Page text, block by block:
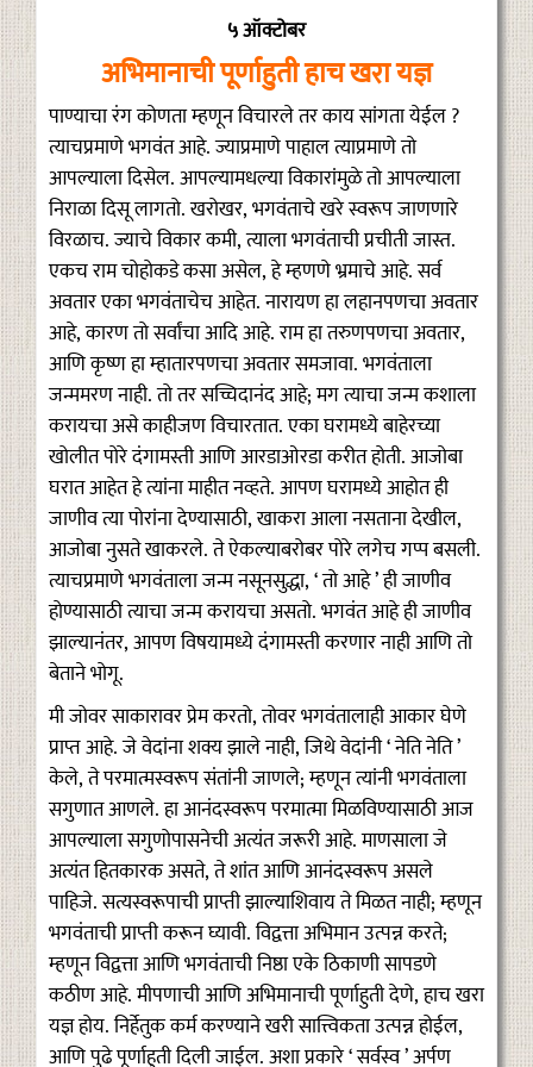
५ ऑक्टोबर
अभिमानाची पूर्णाहुती हाच खरा यज्ञ
पाण्याचा रंग कोणता म्हणून विचारले तर काय सांगता येईल ?
त्याचप्रमाणे भगवंत आहे. ज्याप्रमाणे पाहाल त्याप्रमाणे तो
आपल्याला दिसेल. आपल्यामधल्या विकारांमुळे तो आपल्याला
निराळा दिसू लागतो. खरोखर, भगवंताचे खरे स्वरूप जाणणारे
विरळाच. ज्याचे विकार कमी, त्याला भगवंताची प्रचीती जास्त.
एकच राम चोहोकडे कसा असेल, हे म्हणणे भ्रमाचे आहे. सर्व
अवतार एका भगवंताचेच आहेत. नारायण हा लहानपणचा अवतार
आहे, कारण तो सर्वांचा आदि आहे. राम हा तरुणपणचा अवतार,
आणि कृष्ण हा म्हातारपणचा अवतार समजावा. भगवंताला
जन्ममरण नाही. तो तर सच्चिदानंद आहे; मग त्याचा जन्म कशाला
करायचा असे काहीजण विचारतात. एका घरामध्ये बाहेरच्या
खोलीत पोरे दंगामस्ती आणि आरडाओरडा करीत होती. आजोबा
घरात आहेत हे त्यांना माहीत नव्हते. आपण घरामध्ये आहोत ही
जाणीव त्या पोरांना देण्यासाठी, खाकरा आला नसताना देखील,
आजोबा नुसते खाकरले. ते ऐकल्याबरोबर पोरे लगेच गप्प बसली.
त्याचप्रमाणे भगवंताला जन्म नसूनसुद्धा, ‘ तो आहे ’ ही जाणीव
होण्यासाठी त्याचा जन्म करायचा असतो. भगवंत आहे ही जाणीव
झाल्यानंतर, आपण विषयामध्ये दंगामस्ती करणार नाही आणि तो
बेताने भोगू.
मी जोवर साकारावर प्रेम करतो, तोवर भगवंतालाही आकार घेणे
प्राप्त आहे. जे वेदांना शक्य झाले नाही, जिथे वेदांनी ‘ नेति नेति ’
केले, ते परमात्मस्वरूप संतांनी जाणले; म्हणून त्यांनी भगवंताला
सगुणात आणले. हा आनंदस्वरूप परमात्मा मिळविण्यासाठी आज
आपल्याला सगुणोपासनेची अत्यंत जरूरी आहे. माणसाला जे
अत्यंत हितकारक असते, ते शांत आणि आनंदस्वरूप असले
पाहिजे. सत्यस्वरूपाची प्राप्ती झाल्याशिवाय ते मिळत नाही; म्हणून
भगवंताची प्राप्ती करून घ्यावी. विद्वत्ता अभिमान उत्पन्न करते;
म्हणून विद्वत्ता आणि भगवंताची निष्ठा एके ठिकाणी सापडणे
कठीण आहे. मीपणाची आणि अभिमानाची पूर्णाहुती देणे, हाच खरा
यज्ञ होय. निर्हेतुक कर्म करण्याने खरी सात्त्विकता उत्पन्न होईल,
आणि पुढे पूर्णाहुती दिली जाईल. अशा प्रकारे ‘ सर्वस्व ’ अर्पण